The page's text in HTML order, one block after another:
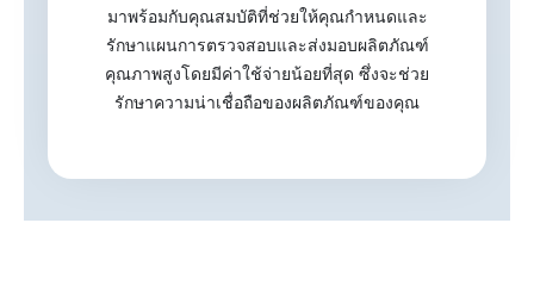
มาพร้อมกับคุณสมบัติที่ช่วยให้คุณกำหนดและ
รักษาแผนการตรวจสอบและส่งมอบผลิตภัณฑ์
คุณภาพสูงโดยมีค่าใช้จ่ายน้อยที่สุด ซึ่งจะช่วย
รักษาความน่าเชื่อถือของผลิตภัณฑ์ของคุณ